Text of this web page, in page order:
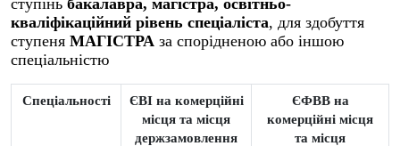
ступінь бакалавра, магістра, освітньо-
кваліфікаційний рівень спеціаліста, для здобуття
ступеня МАГІСТРА за спорідненою або іншою
спеціальністю
Спеціальності
ЄВІ на комерційні
місця та місця
держзамовлення
ЄФВВ на
комерційні місця
та місця